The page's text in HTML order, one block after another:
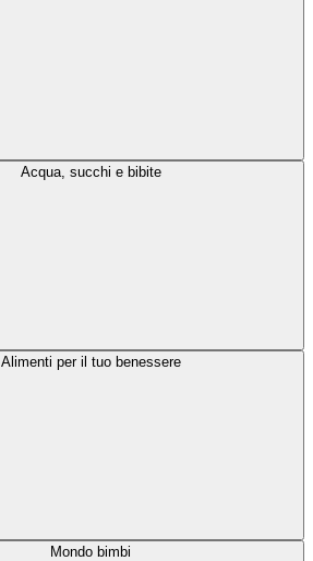
Acqua, succhi e bibite
Alimenti per il tuo benessere
Mondo bimbi